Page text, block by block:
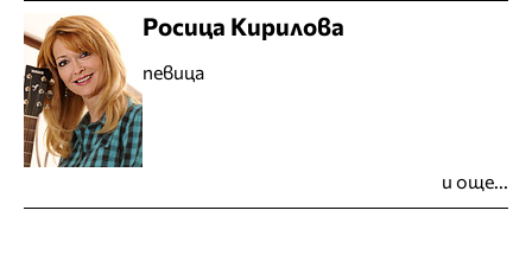
Росица Кирилова
певица
и още...